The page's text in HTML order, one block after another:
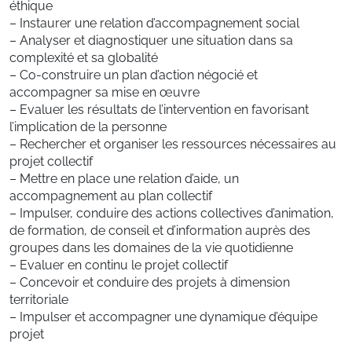
éthique
– Instaurer une relation d’accompagnement social
– Analyser et diagnostiquer une situation dans sa
complexité et sa globalité
– Co-construire un plan d’action négocié et
accompagner sa mise en œuvre
– Evaluer les résultats de l’intervention en favorisant
l’implication de la personne
– Rechercher et organiser les ressources nécessaires au
projet collectif
– Mettre en place une relation d’aide, un
accompagnement au plan collectif
– Impulser, conduire des actions collectives d’animation,
de formation, de conseil et d’information auprès des
groupes dans les domaines de la vie quotidienne
– Evaluer en continu le projet collectif
– Concevoir et conduire des projets à dimension
territoriale
– Impulser et accompagner une dynamique d’équipe
projet